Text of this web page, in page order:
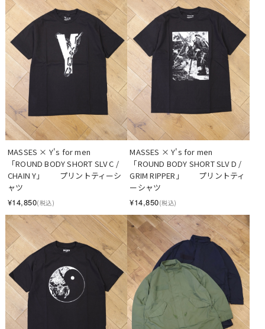
MASSES × Y's for men
「ROUND BODY SHORT SLV C /
CHAIN Y」　　プリントティーシ
ャツ
¥14,850(税込)
MASSES × Y's for men
「ROUND BODY SHORT SLV D /
GRIM RIPPER」　　プリントティ
ーシャツ
¥14,850(税込)